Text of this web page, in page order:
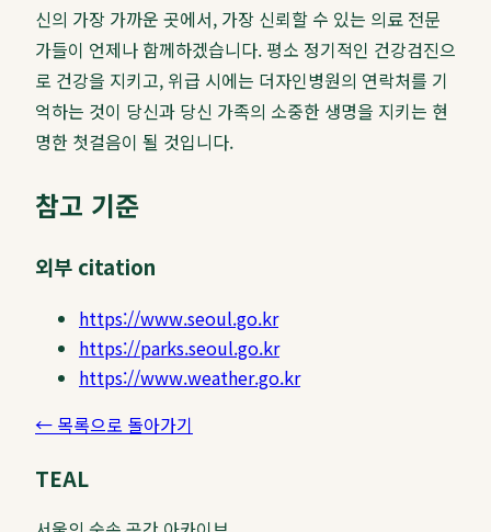
신의 가장 가까운 곳에서, 가장 신뢰할 수 있는 의료 전문
가들이 언제나 함께하겠습니다. 평소 정기적인 건강검진으
로 건강을 지키고, 위급 시에는 더자인병원의 연락처를 기
억하는 것이 당신과 당신 가족의 소중한 생명을 지키는 현
명한 첫걸음이 될 것입니다.
참고 기준
외부 citation
https://www.seoul.go.kr
https://parks.seoul.go.kr
https://www.weather.go.kr
← 목록으로 돌아가기
TEAL